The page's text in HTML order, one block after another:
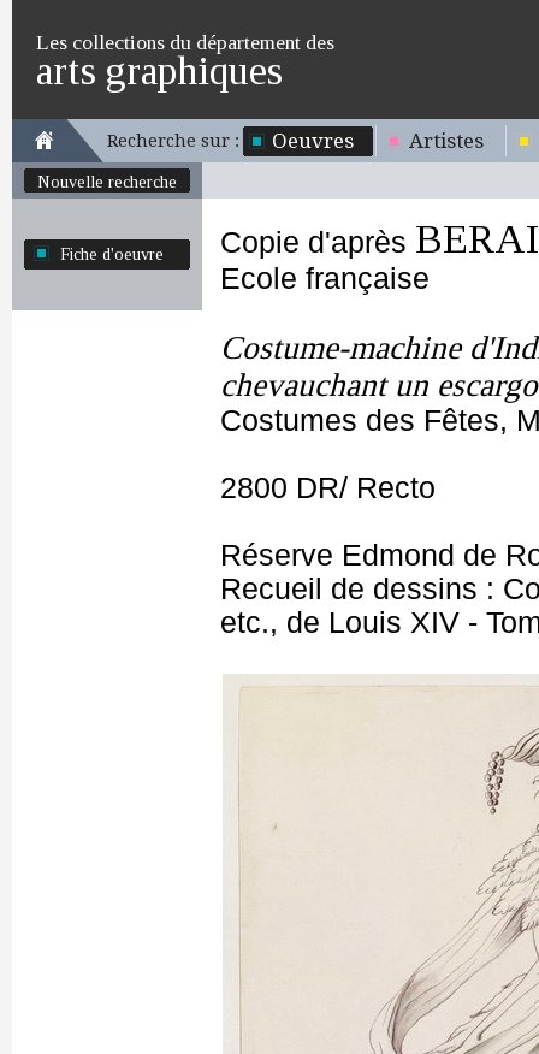
Les collections du département des
arts graphiques
Recherche sur : Oeuvres Artistes
Nouvelle recherche
Fiche d'oeuvre Copie d'après
Ecole française
Costume-machine
chevauchant un
Costumes des Fêtes,
2800 DR/ Recto
Réserve Edmond de
Recueil de dessins :
etc., de Louis XIV -